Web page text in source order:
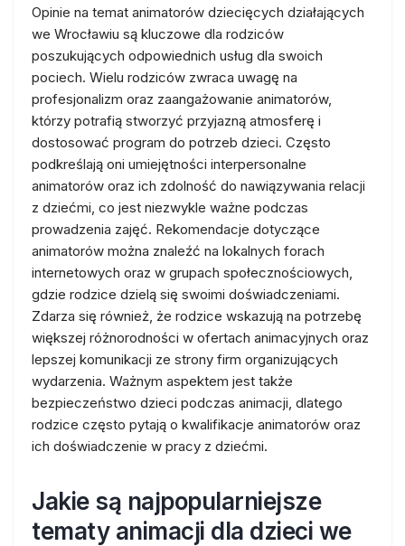
Opinie na temat animatorów dziecięcych działających
we Wrocławiu są kluczowe dla rodziców
poszukujących odpowiednich usług dla swoich
pociech. Wielu rodziców zwraca uwagę na
profesjonalizm oraz zaangażowanie animatorów,
którzy potrafią stworzyć przyjazną atmosferę i
dostosować program do potrzeb dzieci. Często
podkreślają oni umiejętności interpersonalne
animatorów oraz ich zdolność do nawiązywania relacji
z dziećmi, co jest niezwykle ważne podczas
prowadzenia zajęć. Rekomendacje dotyczące
animatorów można znaleźć na lokalnych forach
internetowych oraz w grupach społecznościowych,
gdzie rodzice dzielą się swoimi doświadczeniami.
Zdarza się również, że rodzice wskazują na potrzebę
większej różnorodności w ofertach animacyjnych oraz
lepszej komunikacji ze strony firm organizujących
wydarzenia. Ważnym aspektem jest także
bezpieczeństwo dzieci podczas animacji, dlatego
rodzice często pytają o kwalifikacje animatorów oraz
ich doświadczenie w pracy z dziećmi.
Jakie są najpopularniejsze
tematy animacji dla dzieci we